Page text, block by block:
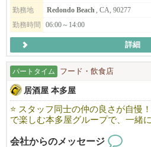
勤務地
Redondo Beach
, CA, 90277
勤務時間
06:00～14:00
詳細
パートタイム フード・飲食店
居酒屋 本多屋
⭐ スタッフ同士の仲の良さが自慢
で楽しむ本多屋グループで、一緒
会社からのメッセージ